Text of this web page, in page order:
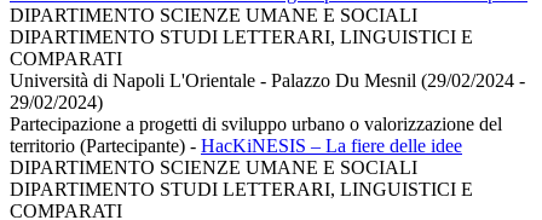
DIPARTIMENTO SCIENZE UMANE E SOCIALI
DIPARTIMENTO STUDI LETTERARI, LINGUISTICI E
COMPARATI
Università di Napoli L'Orientale - Palazzo Du Mesnil (29/02/2024 -
29/02/2024)
Partecipazione a progetti di sviluppo urbano o valorizzazione del
territorio (Partecipante) - HacKiNESIS – La fiere delle idee
DIPARTIMENTO SCIENZE UMANE E SOCIALI
DIPARTIMENTO STUDI LETTERARI, LINGUISTICI E
COMPARATI